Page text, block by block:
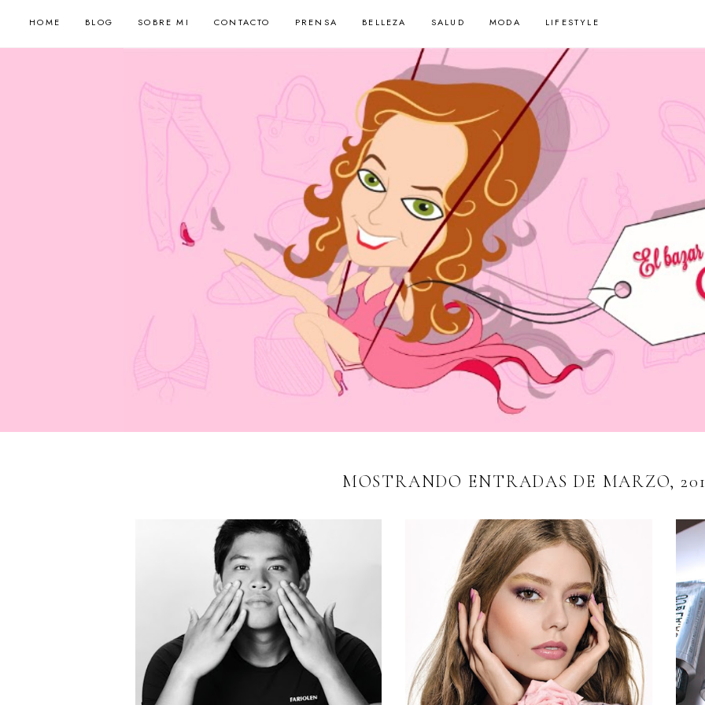
HOME BLOG SOBRE MI CONTACTO PRENSA BELLEZA SALUD MODA LIFESTYLE
MOSTRANDO ENTRADAS DE MARZO,